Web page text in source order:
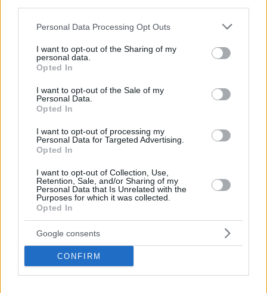
Please note that this website/app uses one or more Google
not limited to your visit or usage behaviour. You may click to
grant or deny consent to Google and its third-party tags to
use your data for below specified purposes in below Google
consent section.
Personal Data Processing Opt Outs
I want to opt-out of the Sharing of my
personal data.
Opted In
I want to opt-out of the Sale of my
Personal Data.
Opted In
I want to opt-out of processing my
Personal Data for Targeted Advertising.
Opted In
I want to opt-out of Collection, Use,
Retention, Sale, and/or Sharing of my
Personal Data that Is Unrelated with the
Purposes for which it was collected.
Opted In
Google consents
CONFIRM
Περιπέτεια, χαλάρωση ή δροσιά;
Βρήκαμε το ρόφημα που θα
πίνεις όλο το καλοκαίρι στα
Starbucks
Πλαζ Βάρκιζας: Ξεμπλοκάρει η
επένδυση των 15 εκατ. – Η νέα
εποχή για την ιστορική πλαζ της
Νόστος Μεζέ: Μια σύγχρονη
ταβέρνα στη Νέα Σμύρνη όπου